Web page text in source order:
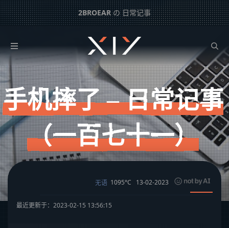
2BROEARの 日常记事
手机摔了 – 日常记事（一百七十一）
下一篇：自信长安，勇敢智电 – 日常记事（一百七十）
手机摔了 – 日常记事
（一百七十一）
无语 1095°C 13-02-2023
最近更新于：2023-02-15 13:56:15